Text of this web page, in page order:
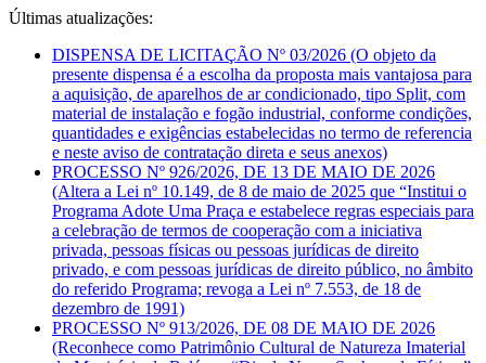
Últimas atualizações:
DISPENSA DE LICITAÇÃO Nº 03/2026 (O objeto da
presente dispensa é a escolha da proposta mais vantajosa para
a aquisição, de aparelhos de ar condicionado, tipo Split, com
material de instalação e fogão industrial, conforme condições,
quantidades e exigências estabelecidas no termo de referencia
e neste aviso de contratação direta e seus anexos)
PROCESSO Nº 926/2026, DE 13 DE MAIO DE 2026
(Altera a Lei nº 10.149, de 8 de maio de 2025 que “Institui o
Programa Adote Uma Praça e estabelece regras especiais para
a celebração de termos de cooperação com a iniciativa
privada, pessoas físicas ou pessoas jurídicas de direito
privado, e com pessoas jurídicas de direito público, no âmbito
do referido Programa; revoga a Lei nº 7.553, de 18 de
dezembro de 1991)
PROCESSO Nº 913/2026, DE 08 DE MAIO DE 2026
(Reconhece como Patrimônio Cultural de Natureza Imaterial